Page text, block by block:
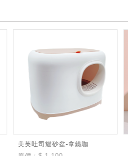
美芙吐司貓砂盆-拿鐵咖